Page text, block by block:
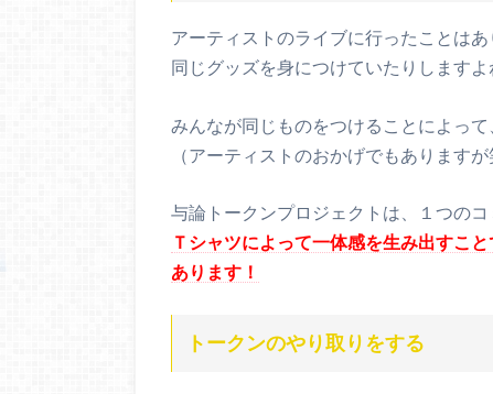
アーティストのライブに行ったことは
同じグッズを身につけていたりしますよ
みんなが同じものをつけることによっ
（アーティストのおかげでもありますが
与論トークンプロジェクトは、１つの
Ｔシャツによって一体感を生み出すこ
あります！
トークンのやり取りをする